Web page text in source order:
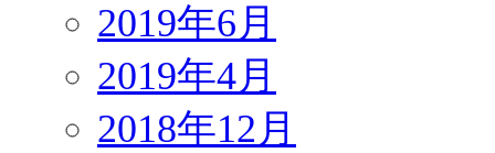
2019年6月
2019年4月
2018年12月